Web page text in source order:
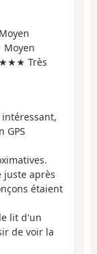
Très
GPS
juste après
étaient
lit d'un
de voir la